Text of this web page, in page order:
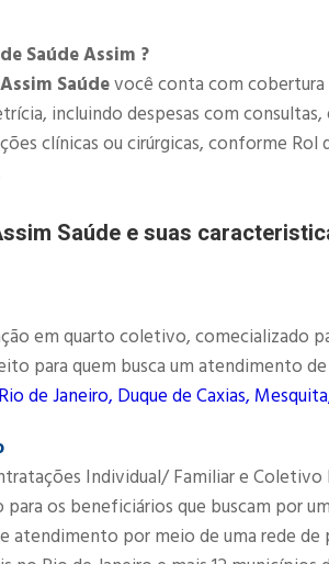
Saúde Assim ?
Assim Saúdevocê conta com
incluindo despesas com
clínicas ou cirúrgicas, conforme
Saúde e suas
em quarto coletivo, comecializado
para quem busca um atendimento
de Janeiro, Duque de Caxias,
Individual/ Familiar e
para os beneficiários que buscam por
atendimento por meio de uma rede